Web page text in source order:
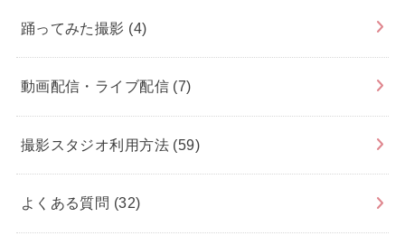
踊ってみた撮影 (4)
動画配信・ライブ配信 (7)
撮影スタジオ利用方法 (59)
よくある質問 (32)